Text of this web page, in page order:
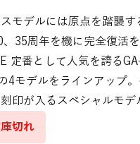
モデルには原点を踏襲
、35周年を機に完全復活
定番として人気を誇る
4モデルをラインアップ
印が入るスペシャルモデ
切れ